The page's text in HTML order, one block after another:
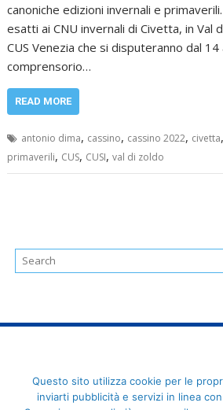
canoniche edizioni invernali e
esatti ai CNU invernali di Civetta, in Val
CUS Venezia che si disputeranno dal
comprensorio…
READ MORE
antonio dima, cassino, cassino 2022, civetta,
primaverili, CUS, CUSI,val di zoldo
FederCUSI: Federazione Italiana dello
Angelo Brofferio, 7 - 00195 Roma -
Questo sito utilizza cookie per le
inviarti pubblicità e servizi in linea